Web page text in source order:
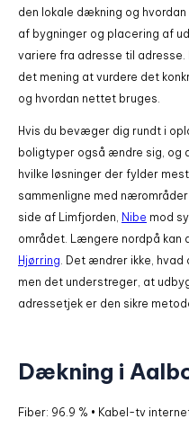
den lokale dækning og
af bygninger og placering af
variere fra adresse til
det mening at vurdere det
og hvordan nettet bruges.
Hvis du bevæger dig rundt i
boligtyper også ændre sig, og
hvilke løsninger der fylder
sammenligne med
side af Limfjorden, Nibe mod
området. Længere nordpå kan
Hjørring. Det ændrer ikke, hvad
men det understreger, at
adressetjek er den sikre
Dækning i
Fiber: 96.9 % • Kabel-tv